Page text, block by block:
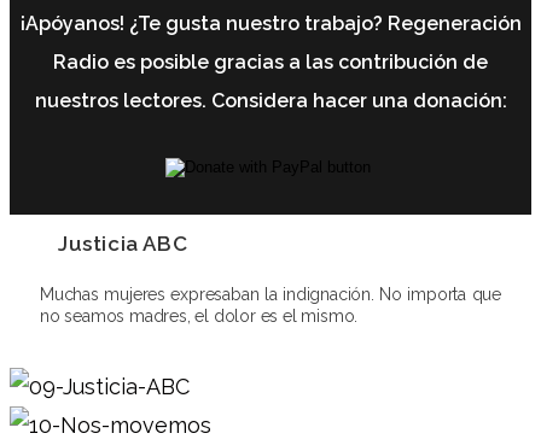
¡Apóyanos! ¿Te gusta nuestro trabajo? Regeneración
Radio es posible gracias a las contribución de
nuestros lectores. Considera hacer una donación:
Justicia ABC
Muchas mujeres expresaban la indignación. No importa que
no seamos madres, el dolor es el mismo.